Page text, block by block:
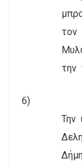
τον
την
6)
Την